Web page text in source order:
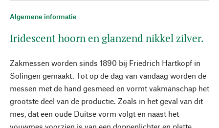
Algemene informatie
Iridescent hoorn en glanzend nikkel zilver.
Zakmessen worden sinds 1890 bij Friedrich Hartkopf in
Solingen gemaakt. Tot op de dag van vandaag worden de
messen met de hand gesmeed en vormt vakmanschap het
grootste deel van de productie. Zoals in het geval van dit
mes, dat een oude Duitse vorm volgt en naast het